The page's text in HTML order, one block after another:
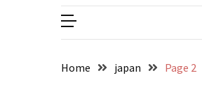
Home japan Page 2